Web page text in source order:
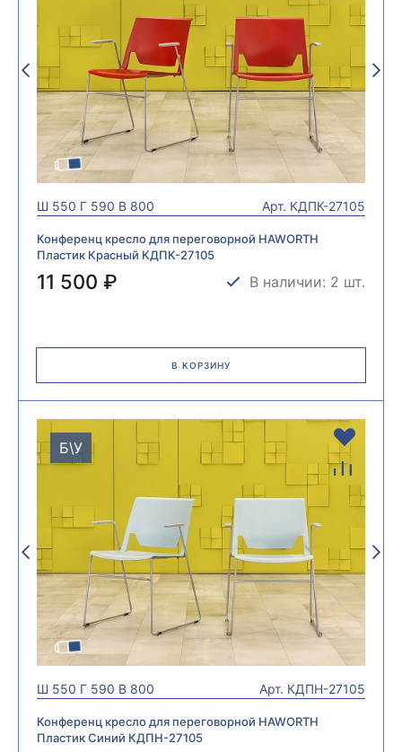
Ш 550 Г 590 В 800 Арт. КДПК-27105
Конференц кресло для переговорной HAWORTH
Пластик Красный КДПК-27105
11 500 ₽ В наличии: 2 шт.
В КОРЗИНУ
Б\У
Ш 550 Г 590 В 800 Арт. КДПН-27105
Конференц кресло для переговорной HAWORTH
Пластик Синий КДПН-27105